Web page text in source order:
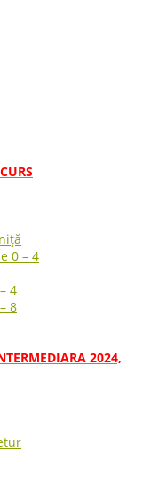
0 – 4
4
8
2024,